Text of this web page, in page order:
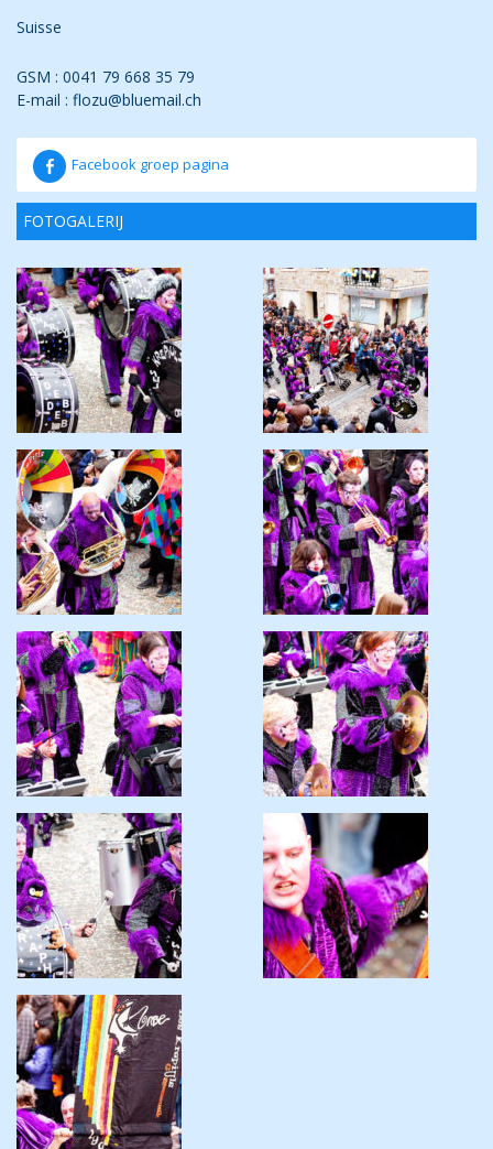
Suisse
GSM : 0041 79 668 35 79
E-mail : flozu@bluemail.ch
Facebook groep pagina
FOTOGALERIJ